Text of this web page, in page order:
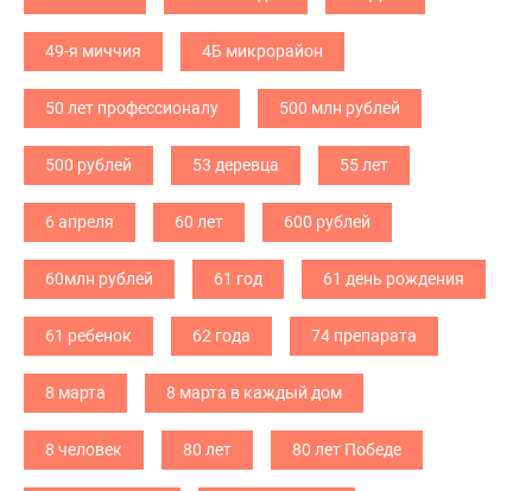
49-я миччия 4Б микрорайон
50 лет профессионалу 500 млн рублей
500 рублей 53 деревца 55 лет
6 апреля 60 лет 600 рублей
60млн рублей 61 год 61 день рождения
61 ребенок 62 года 74 препарата
8 марта 8 марта в каждый дом
8 человек 80 лет 80 лет Победе